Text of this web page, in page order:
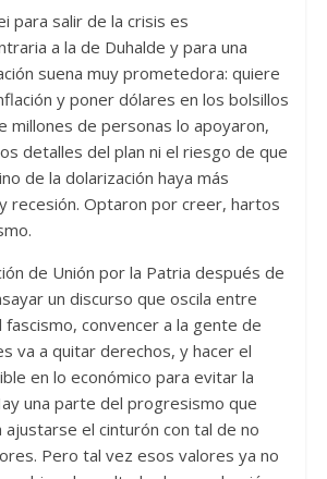
para salir de la crisis es
a la de Duhalde y para una
suena muy prometedora: quiere
y poner dólares en los bolsillos
millones de personas lo apoyaron,
detalles del plan ni el riesgo de que
de la dolarización haya más
recesión. Optaron por creer, hartos
de Unión por la Patria después de
un discurso que oscila entre
fascismo, convencer a la gente de
va a quitar derechos, y hacer el
en lo económico para evitar la
una parte del progresismo que
el cinturón con tal de no
Pero tal vez esos valores ya no